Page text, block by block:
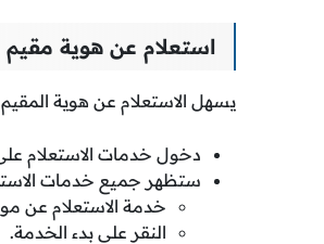
استعلام عن هوية مقيم
يسهل الاستعلام عن هوية
دخول خدمات الاستعلام على
ستظهر جميع خدمات
خدمة الاستعلام عن
النقر على بدء الخدمة.